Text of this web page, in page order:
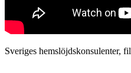
Sveriges hemslöjdskonsulenter,